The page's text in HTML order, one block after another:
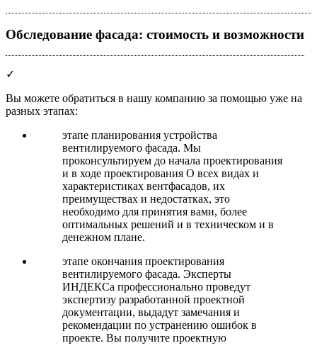
Обследование фасада: стоимость и возможности
✓
Вы можете обратиться в нашу компанию за помощью уже на
разных этапах:
этапе планирования устройства
вентилируемого фасада. Мы
проконсультируем до начала проектирования
и в ходе проектирования О всех видах и
характеристиках вентфасадов, их
преимуществах и недостатках, это
необходимо для принятия вами, более
оптимальных решений и в техническом и в
денежном плане.
этапе окончания проектирования
вентилируемого фасада. Эксперты
ИНДЕКСа профессионально проведут
экспертизу разработанной проектной
документации, выдадут замечания и
рекомендации по устранению ошибок в
проекте. Вы получите проектную